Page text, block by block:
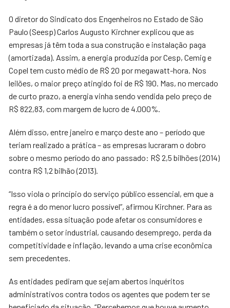
O diretor do Sindicato dos Engenheiros no Estado de São
Paulo (Seesp) Carlos Augusto Kirchner explicou que as
empresas já têm toda a sua construção e instalação paga
(amortizada). Assim, a energia produzida por Cesp, Cemig e
Copel tem custo médio de R$ 20 por megawatt-hora. Nos
leilões, o maior preço atingido foi de R$ 190. Mas, no mercado
de curto prazo, a energia vinha sendo vendida pelo preço de
R$ 822,83, com margem de lucro de 4.000%.
Além disso, entre janeiro e março deste ano – período que
teriam realizado a prática – as empresas lucraram o dobro
sobre o mesmo período do ano passado: R$ 2,5 bilhões (2014)
contra R$ 1,2 bilhão (2013).
“Isso viola o princípio do serviço público essencial, em que a
regra é a do menor lucro possível”, afirmou Kirchner. Para as
entidades, essa situação pode afetar os consumidores e
também o setor industrial, causando desemprego, perda da
competitividade e inflação, levando a uma crise econômica
sem precedentes.
As entidades pediram que sejam abertos inquéritos
administrativos contra todos os agentes que podem ter se